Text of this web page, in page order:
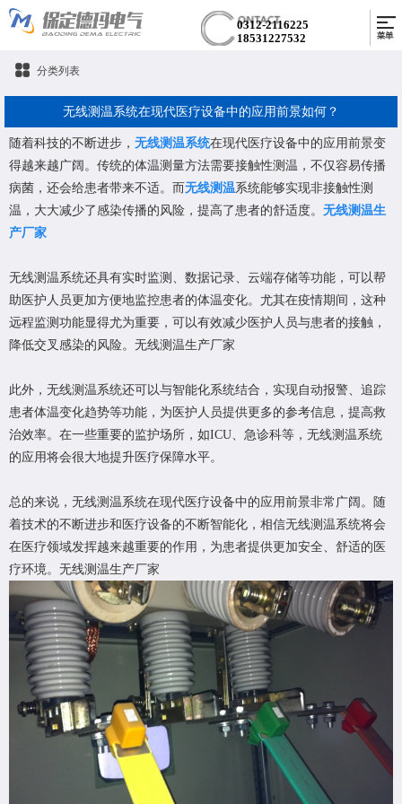
0312-2116225
18531227532
分类列表
无线测温系统在现代医疗设备中的应用前景如何？
随着科技的不断进步， 无线测温系统在现代医疗设备中的应用前景变
得越来越广阔。传统的体温测量方法需要接触性测温，不仅容易传播
病菌，还会给患者带来不适。而无线测温系统能够实现非接触性测
温，大大减少了感染传播的风险，提高了患者的舒适度。 无线测温生
产厂家
无线测温系统还具有实时监测、数据记录、云端存储等功能，可以帮
助医护人员更加方便地监控患者的体温变化。尤其在疫情期间，这种
远程监测功能显得尤为重要，可以有效减少医护人员与患者的接触，
降低交叉感染的风险。 无线测温生产厂家
此外，无线测温系统还可以与智能化系统结合，实现自动报警、追踪
患者体温变化趋势等功能，为医护人员提供更多的参考信息，提高救
治效率。在一些重要的监护场所，如ICU、急诊科等，无线测温系统
的应用将会很大地提升医疗保障水平。
总的来说，无线测温系统在现代医疗设备中的应用前景非常广阔。随
着技术的不断进步和医疗设备的不断智能化，相信无线测温系统将会
在医疗领域发挥越来越重要的作用，为患者提供更加安全、舒适的医
疗环境。 无线测温生产厂家